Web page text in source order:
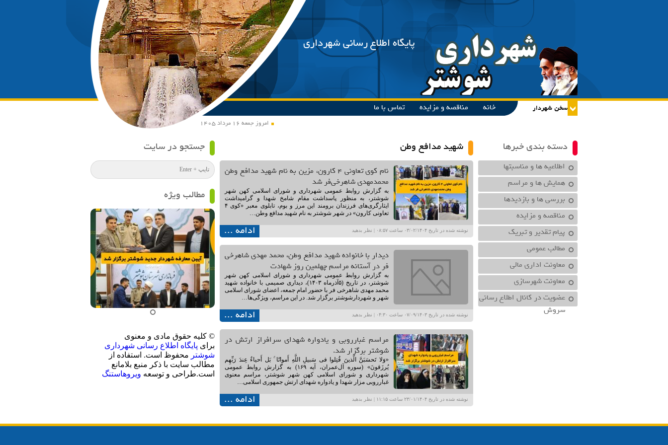
پایگاه اطلاع رسانی شهرداری
امروز جمعه ۱۶ مرداد ۱۴۰۵
خانه مناقصه و مزایده تماس با ما
دسته بندی خبرها
اطلاعیه ها و مناسبتها
همایش ها و مراسم
بررسی ها و بازدیدها
مناقصه و مزایده
پیام تقدیر و تبریک
مطالب عمومی
معاونت اداري مالي
معاونت شهرسازي
عضویت در کانال اطلاع رسانی
سروش
شهید مدافع وطن
نام کوی تعاونی ۴ کارون، مزین به نام شهید مدافع وطن
محمدمهدی شاهرخی‌فر شد
به گزارش روابط عمومی شهرداری و شورای اسلامی کهن شهر
شوشتر، به منظور پاسداشت مقام شامخ شهدا و گرامیداشت
ایثارگری‌های فرزندان برومند این مرز و بوم، تابلوی معبر «کوی ۴
تعاونی کارون» در شهر شوشتر به نام شهید مدافع وطن…
نوشته شده در تاریخ ۰۳/۰۲/۱۴۰۴ ساعت ۰۸:۵۷ | نظر بدهید ادامه ...
مراسم غبارروبی و یادواره شهدای سرافراز ارتش در
شوشتر برگزار شد.
«وَلا تَحسَبَنَّ الَّذینَ قُتِلوا فی سَبیلِ اللَّهِ أَمواتًا ۚ بَل أَحیاءٌ عِندَ رَبِّهِم
یُرزَقونَ» (سوره آل‌عمران، آیه ۱۶۹) به گزارش روابط عمومی
شهرداری و شورای اسلامی کهن شهر شوشتر، مراسم معنوی
غبارروبی مزار شهدا و یادواره شهدای ارتش جمهوری اسلامی…
نوشته شده در تاریخ ۲۳/۰۱/۱۴۰۴ ساعت ۱۱:۱۵ | نظر بدهید ادامه ...
دیدار با خانواده شهید مدافع وطن، محمد مهدی شاهرخی
فر در آستانه مراسم چهلمین روز شهادت
به گزارش روابط عمومی شهرداری و شورای اسلامی کهن شهر
شوشتر، در تاریخ (۵آذرماه ۱۴٠۳)، دیداری صمیمی با خانواده شهید
محمد مهدی شاهرخی فر با حضور امام جمعه، اعضای شورای اسلامی
شهر و شهردارشوشتر برگزار شد. در این مراسم، ویژگی‌ها…
نوشته شده در تاریخ ۰۷/۰۹/۱۴۰۳ ساعت ۰۴:۳۰ | نظر بدهید ادامه ...
جستجو در سایت
مطالب ویژه
© کلیه حقوق مادی و معنوی
برای پایگاه اطلاع رسانی شهرداری
شوشتر محفوظ است. استفاده از
مطالب سایت با ذکر منبع بلامانع
است.طراحی و توسعه ویروهاستنگ